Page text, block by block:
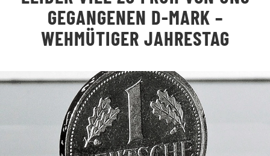
VERANSTALTUNGEN
STELLENPORTAL
MEDIATHEK
GEGANGENEN D-MARK –
WEHMÜTIGER JAHRESTAG